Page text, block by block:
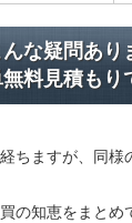
な疑問あり
料見積もり
ちますが、同様
の知恵をまとめ